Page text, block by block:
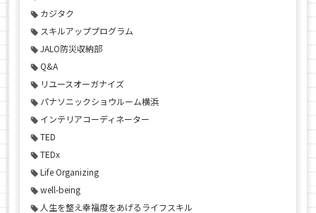
カジタク
スキルアッププログラム
JALO防災収納部
Q&A
リユースオーガナイズ
パナソニックショウルーム横浜
インテリアコーディネーター
TED
TEDx
Life Organizing
well-being
人生を整え幸福度をあげるライフスキル